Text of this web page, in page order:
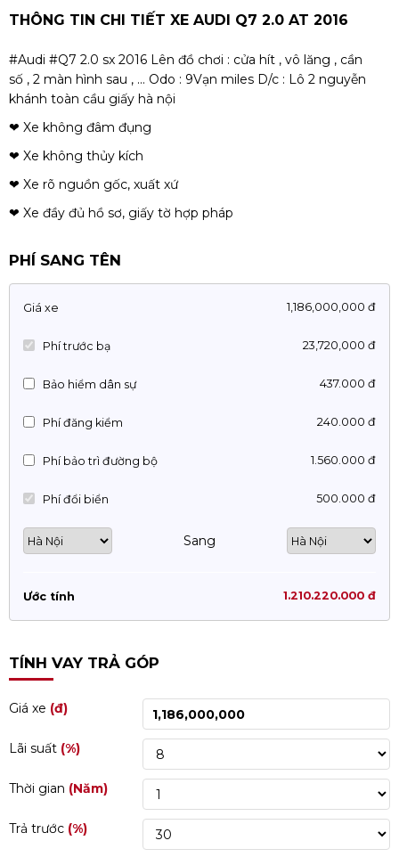
THÔNG TIN CHI TIẾT XE AUDI Q7 2.0 AT 2016
#Audi #Q7 2.0 sx 2016 Lên đồ chơi : cửa hít , vô lăng , cần
số , 2 màn hình sau , ... Odo : 9Vạn miles D/c : Lô 2 nguyễn
khánh toàn cầu giấy hà nội
❤ Xe không đâm đụng
❤ Xe không thủy kích
❤ Xe rõ nguồn gốc, xuất xứ
❤ Xe đầy đủ hồ sơ, giấy tờ hợp pháp
PHÍ SANG TÊN
Giá xe 1,186,000,000 đ
Phí trước bạ 23,720,000 đ
Bảo hiểm dân sự 437.000 đ
Phí đăng kiểm 240.000 đ
Phí bảo trì đường bộ 1.560.000 đ
Phí đổi biển 500.000 đ
Sang
Ước tính 1.210.220.000 đ
TÍNH VAY TRẢ GÓP
Giá xe (đ)
Lãi suất (%)
Thời gian (Năm)
Trả trước (%)